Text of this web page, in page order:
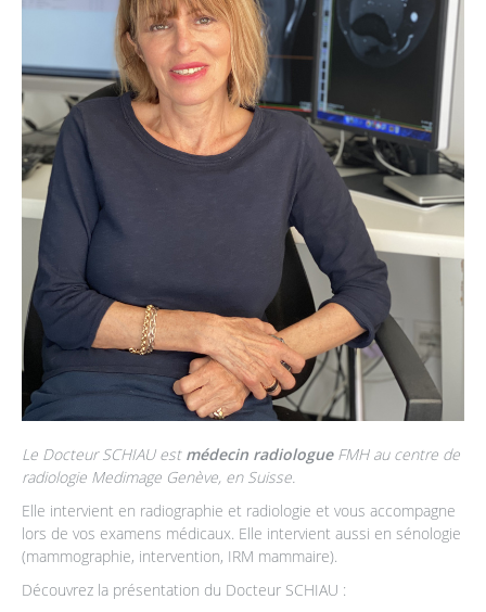
Le Docteur SCHIAU est médecin radiologueFMH au centre de
radiologie Medimage Genève, en Suisse.
Elle intervient en radiographie et radiologie et vous accompagne
lors de vos examens médicaux. Elle intervient aussi en sénologie
(mammographie, intervention, IRM mammaire).
Découvrez la présentation du Docteur SCHIAU :